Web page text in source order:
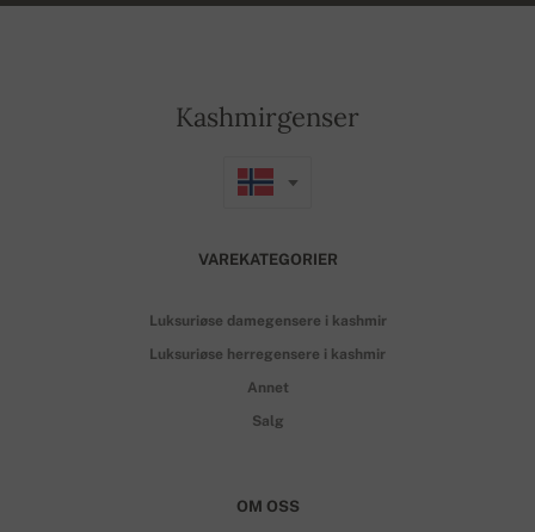
Kashmirgenser
VAREKATEGORIER
Luksuriøse damegensere i kashmir
Luksuriøse herregensere i kashmir
Annet
Salg
OM OSS